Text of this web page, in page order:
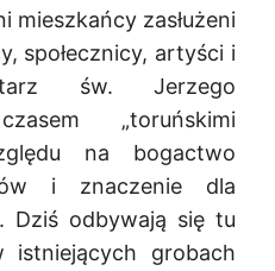
mieszkańcy zasłużeni
społecznicy, artyści i
św. Jerzego
„toruńskimi
na bogactwo
i znaczenie dla
Dziś odbywają się tu
istniejących grobach